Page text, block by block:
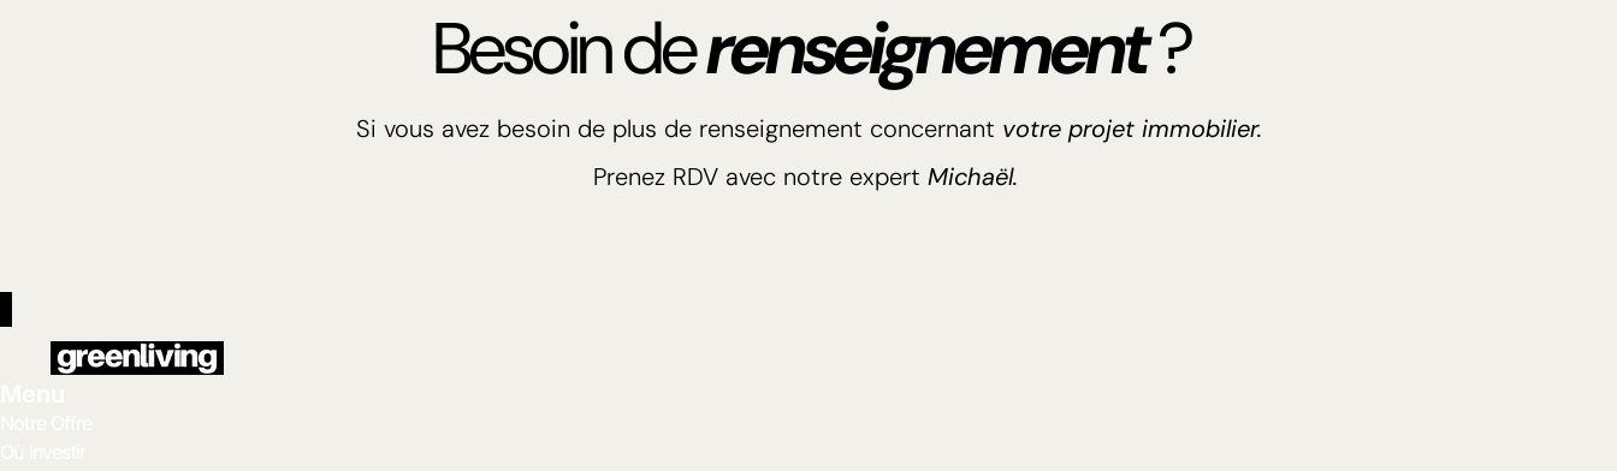
Besoin derenseignement?
Si vous avez besoin de plus de renseignement concernant votre projet immobilier.
Prenez RDV avec notre expert Michaël.